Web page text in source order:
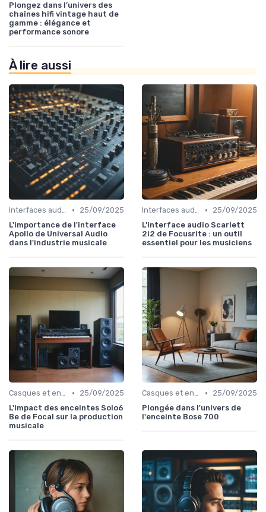
Plongez dans l’univers des
chaînes hifi vintage haut de
gamme : élégance et
performance sonore
À lire aussi
Interfaces audio et cartes son •
25/09/2025
L'importance de l'interface
Apollo de Universal Audio
dans l'industrie musicale
Interfaces audio et cartes son •
25/09/2025
L'interface audio Scarlett
2i2 de Focusrite : un outil
essentiel pour les musiciens
Casques et enceintes de monitoring •
25/09/2025
L'impact des enceintes Solo6
Be de Focal sur la production
musicale
Casques et enceintes de monitoring •
25/09/2025
Plongée dans l'univers de
l'enceinte Bose 700